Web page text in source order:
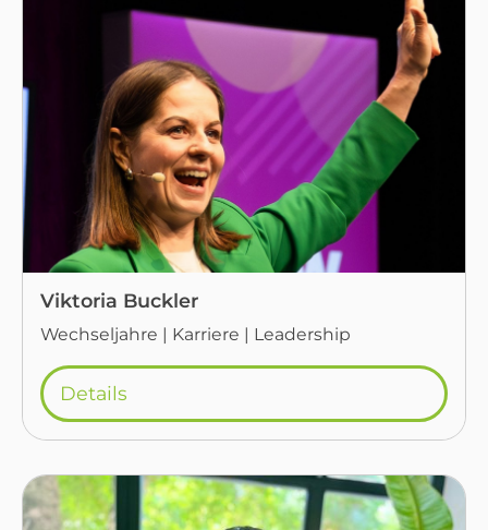
Viktoria Buckler
Wechseljahre | Karriere | Leadership
Details